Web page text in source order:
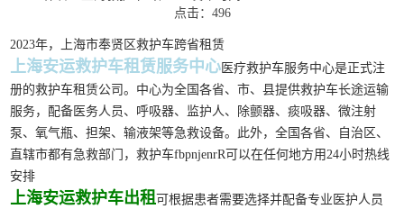
点击：496
2023年，上海市奉贤区救护车跨省租赁
上海安运救护车租赁服务中心 医疗救护车服务中心是正式注
册的救护车租赁公司。中心为全国各省、市、县提供救护车长途运输
服务，配备医务人员、呼吸器、监护人、除颤器、痰吸器、微注射
泵、氧气瓶、担架、输液架等急救设备。此外，全国各省、自治区、
直辖市都有急救部门，救护车fbpnjenrR可以在任何地方用24小时热线
安排
上海安运救护车出租可根据患者需要选择并配备专业医护人员